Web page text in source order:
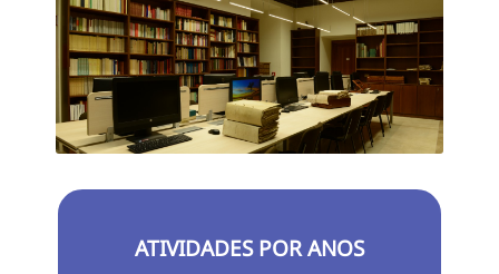
ATIVIDADES POR ANOS